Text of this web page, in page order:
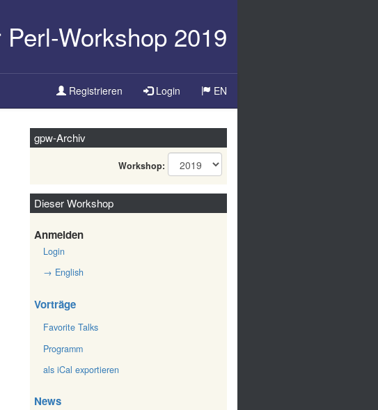
Workshop 2019
Registrieren Login
Sprache
EN
gpw-Archiv
Workshop:
Dieser Workshop
Anmelden
Login
→ English
Vorträge
Favorite Talks
Programm
als iCal exportieren
News